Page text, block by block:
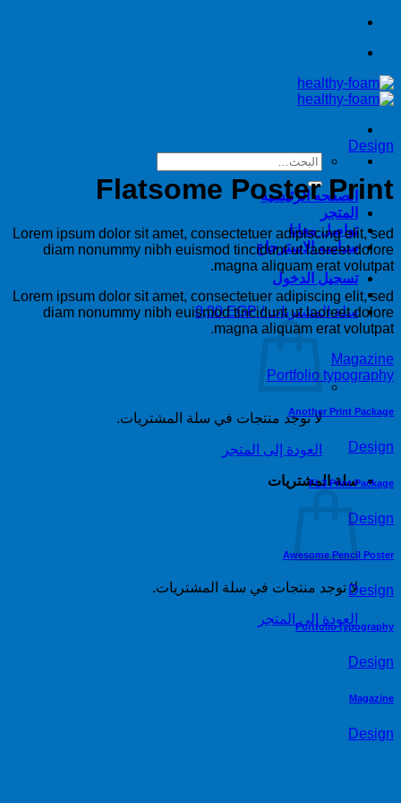
تخطي
البحث
الصفحه الرئيسيه
المتجر
تواصل معانا
سياسه الاسترجاع
تسجيل الدخول
سلة المشتريات / 0,00EGP
لا توجد منتجات في سلة المشتريات.
العودة إلى المتجر
سلة المشتريات
لا توجد منتجات في سلة المشتريات.
العودة إلى المتجر
Design
Flatsome Poster Print
Lorem ipsum dolor sit amet, consectetuer adipiscing elit, sed
diam nonummy nibh euismod tincidunt ut laoreet dolore
magna aliquam erat volutpat.
Lorem ipsum dolor sit amet, consectetuer adipiscing elit, sed
diam nonummy nibh euismod tincidunt ut laoreet dolore
magna aliquam erat volutpat.
Magazine
Portfolio typography
Another Print Package
Design
FL3 Print Package
Design
Awesome Pencil Poster
Design
Portfolio typography
Design
Magazine
Design